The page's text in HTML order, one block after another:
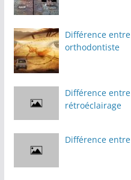
Différence
orthodontiste
Différence
rétroéclairage
Différence